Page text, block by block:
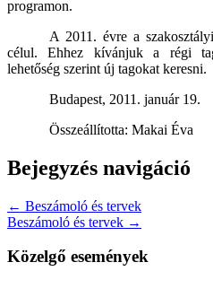
programon.
A 2011. évre a
célul. Ehhez kívánjuk a régi
lehetőség szerint új tagokat keresni.
Budapest, 2011. január 19.
Összeállította: Makai Éva
Bejegyzés navigáció
← Beszámoló és tervek
Beszámoló és tervek →
Közelgő események